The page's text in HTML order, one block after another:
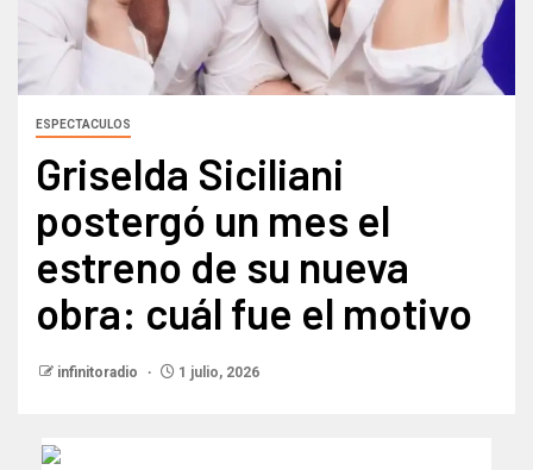
ESPECTACULOS
Griselda Siciliani
postergó un mes el
estreno de su nueva
obra: cuál fue el motivo
infinitoradio 1 julio, 2026